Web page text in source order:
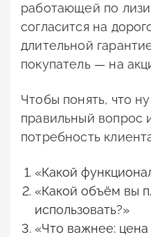
работающей по
согласится на
длительной
покупатель — на
Чтобы понять, что
правильный вопрос
потребность
«Какой
«Какой объём вы
использовать?»
«Что важнее: цена